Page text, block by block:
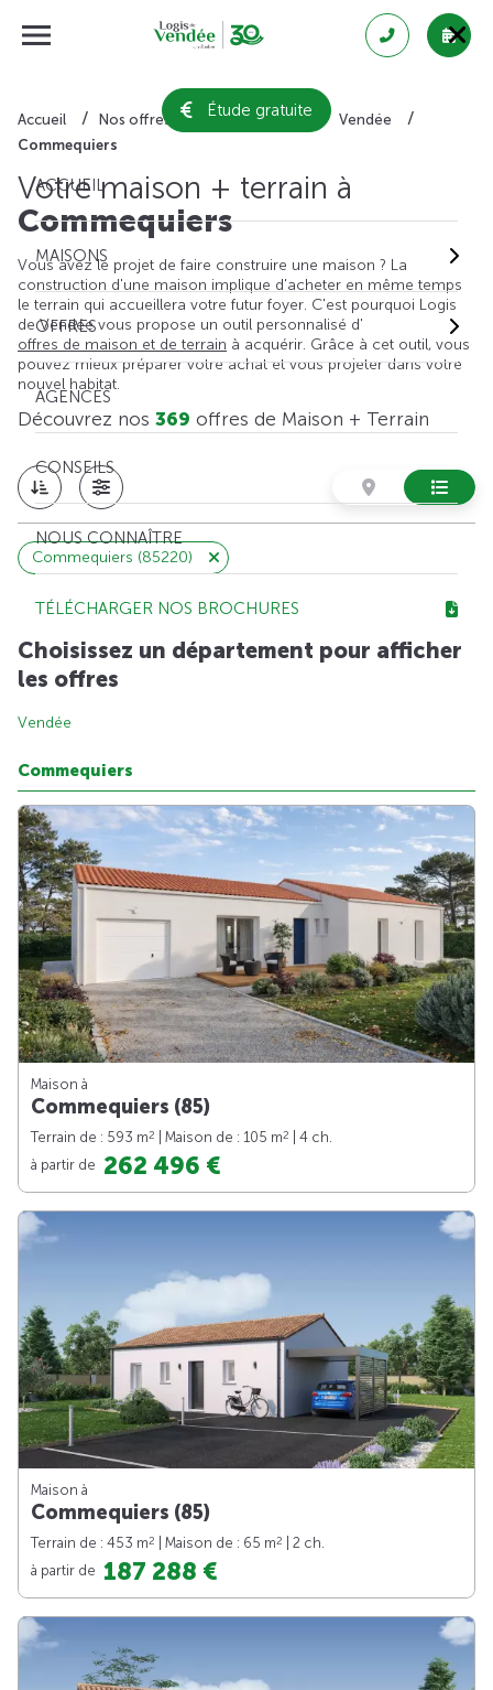
Étude gratuite
ACCUEIL
MAISONS
OFFRES
AGENCES
CONSEILS
NOUS CONNAÎTRE
TÉLÉCHARGER NOS BROCHURES
Accueil Nos offres de maison + terrain
Vendée
Commequiers
Votre maison + terrain à
Commequiers
Vous avez le projet de faire construire une maison ? La
construction d'une maison implique d'acheter en même temps
le terrain qui accueillera votre futur foyer. C'est pourquoi Logis
de Vendée vous propose un outil personnalisé d'
offres de maison et de terrain à acquérir. Grâce à cet outil, vous
pouvez mieux préparer votre achat et vous projeter dans votre
nouvel habitat.
Découvrez nos 369 offres de Maison + Terrain
Commequiers (85220)
Choisissez un département pour afficher
les offres
Vendée
Commequiers
Maison à
Commequiers (85)
Terrain de : 593 m2 | Maison de : 105 m2
| 4 ch.
à partir de 262 496 €
Maison à
Commequiers (85)
Terrain de : 453 m2 | Maison de : 65 m2
| 2 ch.
à partir de 187 288 €